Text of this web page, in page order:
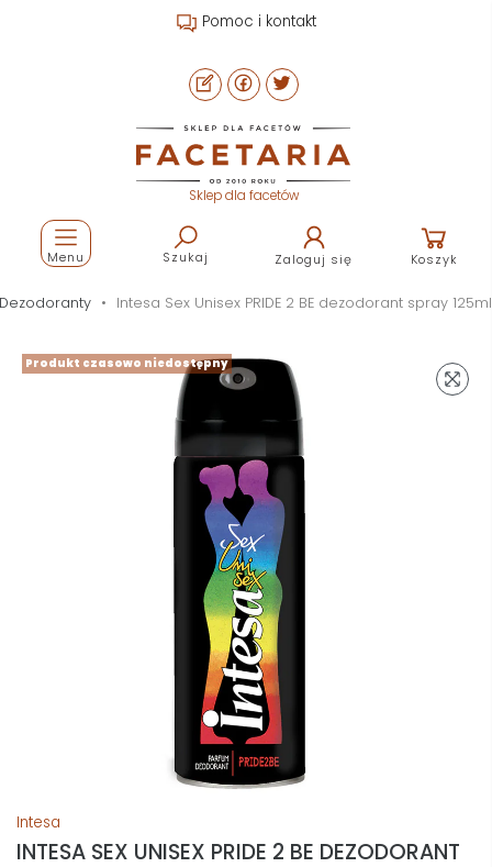
Pomoc i kontakt
Sklep dla facetów
Szukaj Zaloguj się Koszyk
Menu
Dezodoranty Intesa Sex Unisex PRIDE 2 BE dezodorant spray 125ml
Produkt czasowo niedostępny
Intesa
INTESA SEX UNISEX PRIDE 2 BE DEZODORANT